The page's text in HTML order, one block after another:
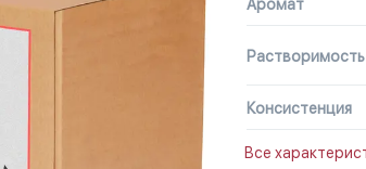
Аромат
Растворимость
Консистенция
Все